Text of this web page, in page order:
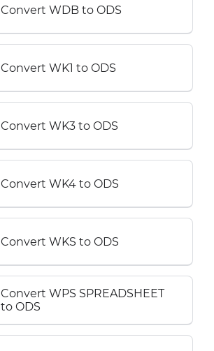
Convert WDB to ODS
Convert WK1 to ODS
Convert WK3 to ODS
Convert WK4 to ODS
Convert WKS to ODS
Convert WPS SPREADSHEET
to ODS